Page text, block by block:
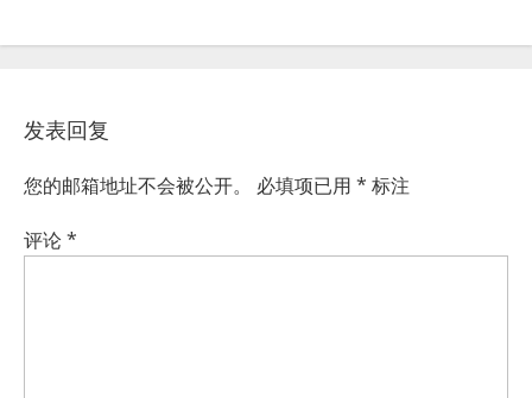
发表回复
您的邮箱地址不会被公开。 必填项已用 * 标注
评论*